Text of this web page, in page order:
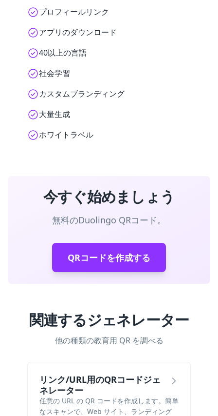
プロフィールリンク
アプリのダウンロード
40以上の言語
社会学習
カスタムブランディング
大量生成
ホワイトラベル
今すぐ始めましょう
無料のDuolingo QRコード。
QRコードを作成する
関連するジェネレーター
他の種類の教育用 QR を調べる
リンク/URL用のQRコードジェ
ネレーター
任意の URL の QR コードを作成します。簡単
なスキャンで、Web サイト、ランディング